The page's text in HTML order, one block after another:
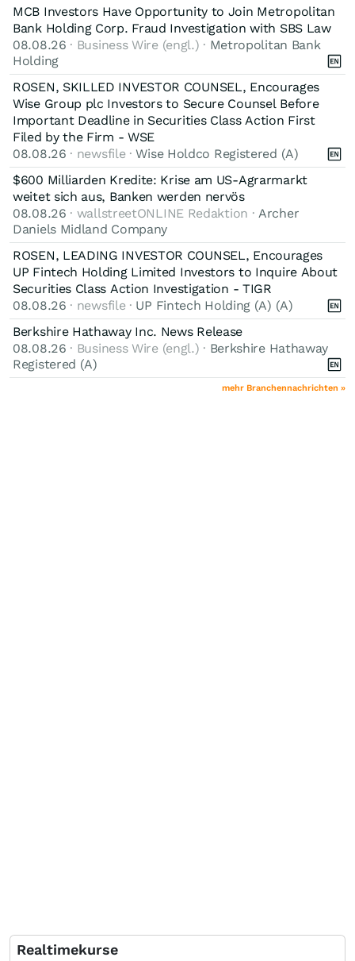
MCB Investors Have Opportunity to Join Metropolitan
Bank Holding Corp. Fraud Investigation with SBS Law
08.08.26 · Business Wire (engl.) · Metropolitan Bank
Holding
ROSEN, SKILLED INVESTOR COUNSEL, Encourages
Wise Group plc Investors to Secure Counsel Before
Important Deadline in Securities Class Action First
Filed by the Firm - WSE
08.08.26 · newsfile ·Wise Holdco Registered (A)
$600 Milliarden Kredite: Krise am US-Agrarmarkt
weitet sich aus, Banken werden nervös
08.08.26 · wallstreetONLINE Redaktion · Archer
Daniels Midland Company
ROSEN, LEADING INVESTOR COUNSEL, Encourages
UP Fintech Holding Limited Investors to Inquire About
Securities Class Action Investigation - TIGR
08.08.26 · newsfile · UP Fintech Holding (A) (A)
Berkshire Hathaway Inc. News Release
08.08.26 · Business Wire (engl.) · Berkshire Hathaway
Registered (A)
mehr Branchennachrichten »
Realtimekurse